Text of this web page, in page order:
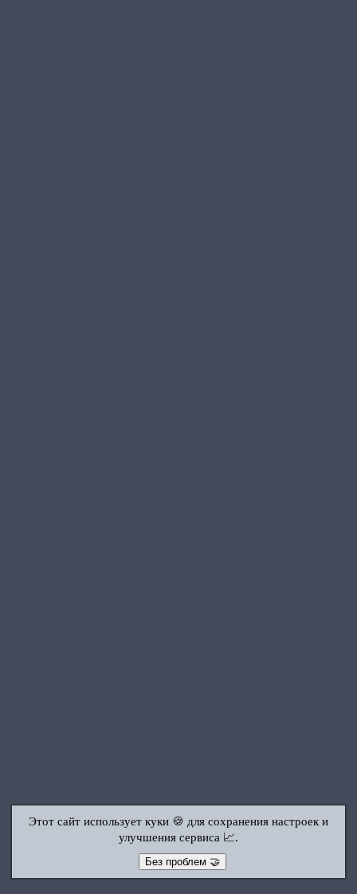
Этот сайт использует куки 🍪 для сохранения настроек и
улучшения сервиса 📈.
Без проблем 🤝